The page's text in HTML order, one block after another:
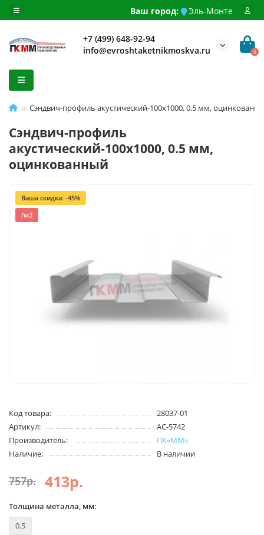
Ваш город: Эль-Монте
+7 (499) 648-92-94
info@evroshtaketnikmoskva.ru
0
Сэндвич-профиль акустический-100х1000, 0.5 мм,
Сэндвич-профиль
акустический-100х1000, 0.5 мм,
оцинкованный
Ваша скидка: -45%
/м2
Код товара:
28037-01
Артикул:
АС-5742
Производитель:
ПК«ММ»
Наличие:
В наличии
757р. 413р.
Толщина металла, мм:
0.5